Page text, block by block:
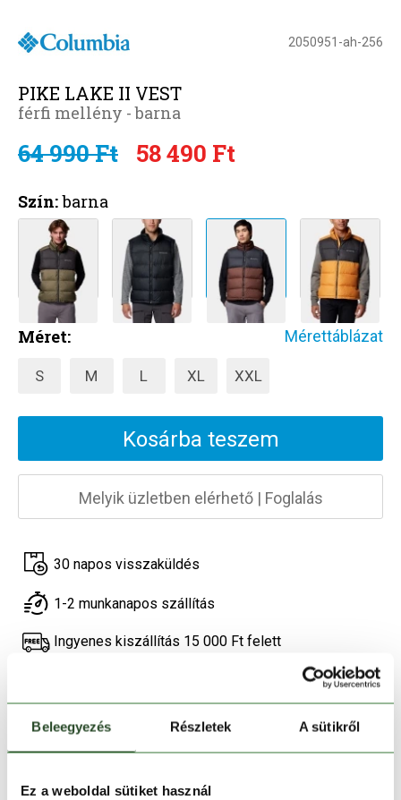
Beleegyezés Részletek A sütikről
Ez a weboldal sütiket használ
TERMÉKLEÍRÁS
TERMÉK RÉSZLETEK
TECHNOLÓGIÁK
2050951-ah-256
PIKE LAKE II VEST
férfi mellény - barna
64 990 Ft 58 490 Ft
Szín: barna
Méret: Mérettáblázat
S M L XL XXL
Kosárba teszem
Melyik üzletben elérhető| Foglalás
30 napos visszaküldés
1-2 munkanapos szállítás
Ingyenes kiszállítás 15 000 Ft felett